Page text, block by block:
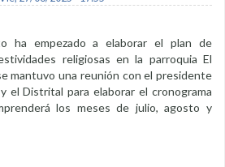
ha empezado a elaborar el plan de
religiosas en la parroquia El
mantuvo una reunión con el presidente
el Distrital para elaborar el cronograma
los meses de julio, agosto y